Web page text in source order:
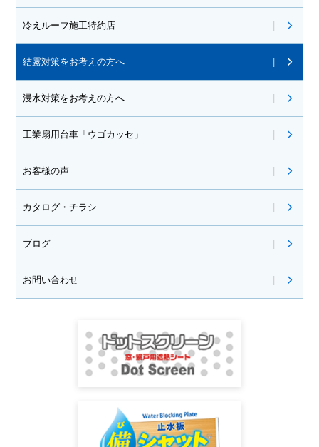
冷えルーフ施工特約店
結露対策をお考えの方へ
浸水対策をお考えの方へ
工業扇用台車「ウゴカッセ」
お客様の声
カタログ・チラシ
ブログ
お問い合わせ